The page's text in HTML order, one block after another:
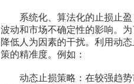
系统化、算法化的止损止盈
波动和市场不确定性的影响。
降低人为因素的干扰。利用动
策的精准度。例如：
动态止损策略：在较强趋势